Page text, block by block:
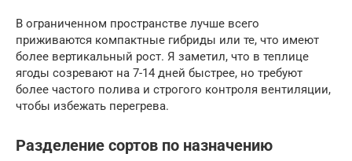
В ограниченном пространстве лучше всего
приживаются компактные гибриды или те, что имеют
более вертикальный рост. Я заметил, что в теплице
ягоды созревают на 7-14 дней быстрее, но требуют
более частого полива и строгого контроля вентиляции,
чтобы избежать перегрева.
Разделение сортов по назначению